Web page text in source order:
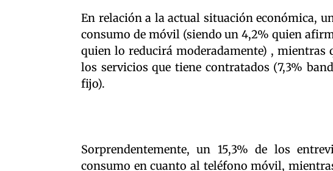
En relación a la actual situación económica,
consumo de móvil (siendo un 4,2% quien
quien lo reducirá moderadamente) , mientras
los servicios que tiene contratados (7,3%
fijo).
Sorprendentemente, un 15,3% de los
consumo en cuanto al teléfono móvil,